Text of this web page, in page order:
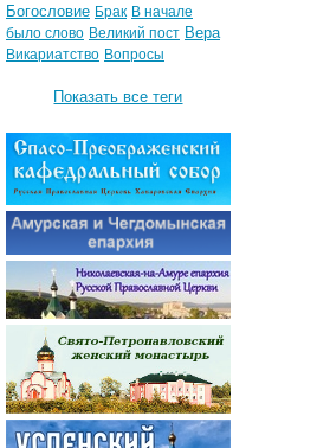
Богословие Брак В начале
было слово Великий пост Вера
Викариатство Вопросы
Показать все теги